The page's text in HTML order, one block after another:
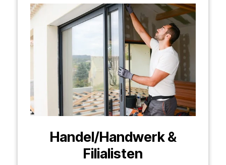
Handel/Handwerk &
Filialisten